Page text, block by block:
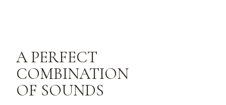
A PERFECT
COMBINATION
OF SOUNDS